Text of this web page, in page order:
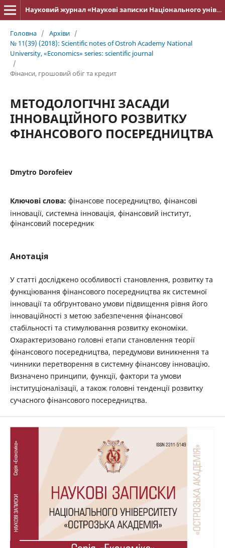
Науковий журнал «Наукові записки Національного університету «Острозька академія»: серія «Економіка»
Головна / Архіви /
№ 11(39) (2018): Scientific notes of Ostroh Academy National
University, «Economics» series: scientific journal
/
Фінанси, грошовий обіг та кредит
МЕТОДОЛОГІЧНІ ЗАСАДИ
ІННОВАЦІЙНОГО РОЗВИТКУ
ФІНАНСОВОГО ПОСЕРЕДНИЦТВА
Dmytro Dorofeiev
Ключові слова: фінансове посередництво, фінансові
інновації, системна інновація, фінансовий інститут,
фінансовий посередник
Анотація
У статті досліджено особливості становлення, розвитку та
функціювання фінансового посередництва як системної
інновації та обґрунтовано умови підвищення рівня його
інноваційності з метою забезпечення фінансової
стабільності та стимулювання розвитку економіки.
Охарактеризовано головні етапи становлення теорії
фінансового посередництва, передумови виникнення та
чинники перетворення в системну фінансову інновацію.
Визначено принципи, функції, фактори та умови
інституціоналізації, а також головні тенденції розвитку
сучасного фінансового посередництва.